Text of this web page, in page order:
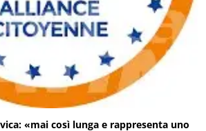
«mai così lunga e rappresenta uno